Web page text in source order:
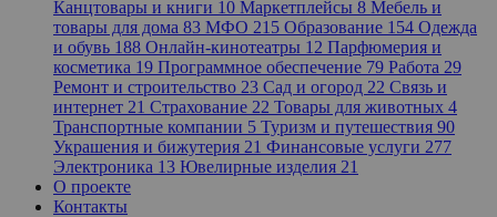
Канцтовары и книги 10 Маркетплейсы 8 Мебель и
товары для дома 83 МФО 215 Образование 154 Одежда
и обувь 188 Онлайн-кинотеатры 12 Парфюмерия и
косметика 19 Программное обеспечение 79 Работа 29
Ремонт и строительство 23 Сад и огород 22 Связь и
интернет 21 Страхование 22 Товары для животных 4
Транспортные компании 5 Туризм и путешествия 90
Украшения и бижутерия 21 Финансовые услуги 277
Электроника 13 Ювелирные изделия 21
О проекте
Контакты